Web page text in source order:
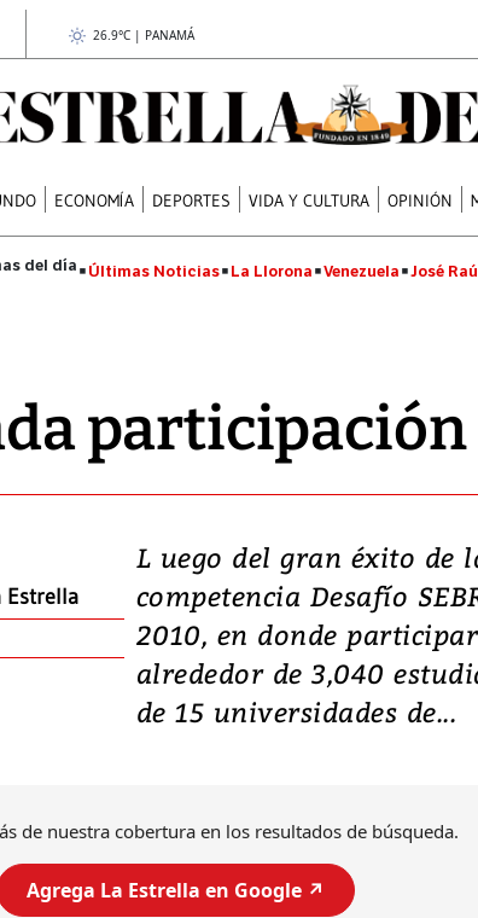
26.9°C | PANAMÁ
ECONOMÍA DEPORTES VIDA Y CULTURA OPINIÓN
Últimas Noticias La Llorona Venezuela José
participación
Estrella
L uego del gran éxito de
competencia Desafío
2010, en donde
alrededor de 3,040
de 15 universidades de...
de nuestra cobertura en los resultados de búsqueda.
Agrega La Estrella en Google ↗️
Video: Lula lanza
candidatura con
promesas de
en defensa,
tierras raras